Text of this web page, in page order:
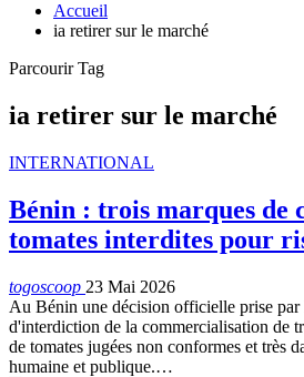
Accueil
ia retirer sur le marché
Parcourir Tag
ia retirer sur le marché
INTERNATIONAL
Bénin : trois marques de
tomates interdites pour
togoscoop 23 Mai 2026
Au Bénin une décision officielle prise par
d'interdiction de la commercialisation de
de tomates jugées non conformes et très
humaine et publique.…